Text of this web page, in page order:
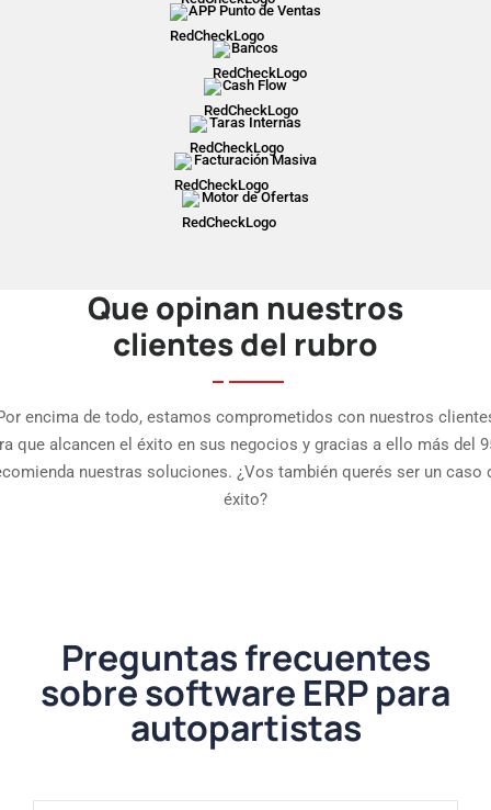
APP Punto de Ventas
Bancos
Cash Flow
Taras Internas
Facturación Masiva
Motor de Ofertas
Que opinan nuestros
clientes del rubro
encima de todo, estamos comprometidos con nuestros
que alcancen el éxito en sus negocios y gracias a ello más del
nuestras soluciones. ¿Vos también querés ser un caso
éxito?
Preguntas frecuentes
sobre software ERP para
autopartistas